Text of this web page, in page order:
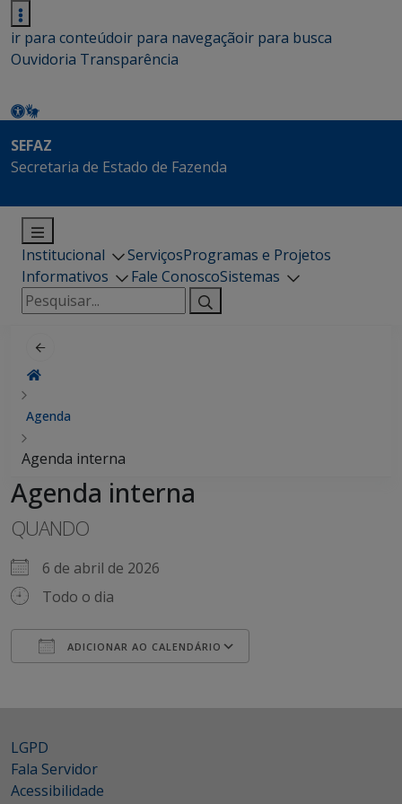
ir para conteúdoir para navegaçãoir para busca
Ouvidoria Transparência
SEFAZ
Secretaria de Estado de Fazenda
Institucional ServiçosProgramas e Projetos
Informativos
Fale ConoscoSistemas
Pesquisar
por:
Agenda
Agenda interna
Agenda interna
QUANDO
6 de abril de 2026
Todo o dia
ADICIONAR AO CALENDÁRIO
LGPD
Fala Servidor
Acessibilidade